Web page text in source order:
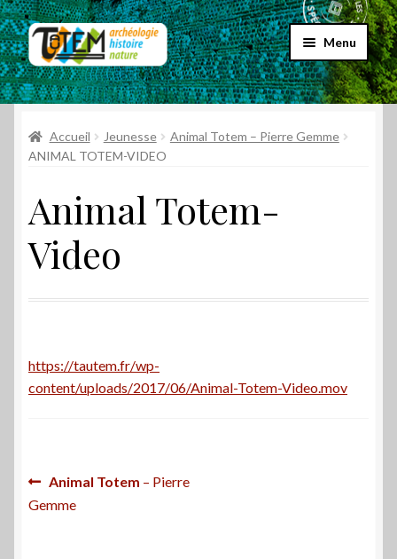
Aller
à
la
navigation
Aller
au
contenu
Menu
Accueil
Choix par genre
Ouvrir
Accueil Jeunesse
Animal Totem – Pierre Gemme
ANIMAL TOTEM-VIDEO
Animal Totem-
Video
https://tautem.fr/wp-
content/uploads/2017/06/Animal-Totem-Video.mov
Navigation
de
Article
précédent :
Animal Totem – Pierre
Gemme